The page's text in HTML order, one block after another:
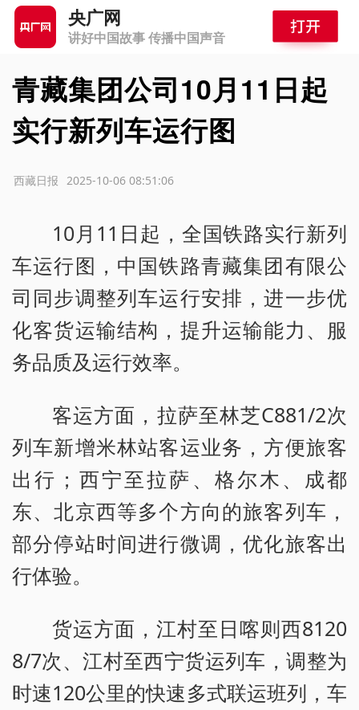
央广网
讲好中国故事 传播中国声音
青藏集团公司10月11日起
实行新列车运行图
2025-10-06 08:51:06
西藏日报
10月11日起，全国铁路实行新列
车运行图，中国铁路青藏集团有限公
司同步调整列车运行安排，进一步优
化客货运输结构，提升运输能力、服
务品质及运行效率。
客运方面，拉萨至林芝C881/2次
列车新增米林站客运业务，方便旅客
出行；西宁至拉萨、格尔木、成都
东、北京西等多个方向的旅客列车，
部分停站时间进行微调，优化旅客出
行体验。
货运方面，江村至日喀则西8120
8/7次、江村至西宁货运列车，调整为
时速120公里的快速多式联运班列，车